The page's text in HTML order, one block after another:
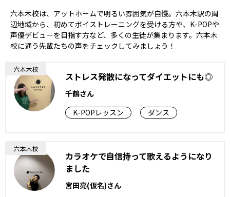
六本木校は、アットホームで明るい雰囲気が自慢。六本木駅の周
辺地域から、初めてボイストレーニングを受ける方や、K-POPや
声優デビューを目指す方など、多くの生徒が集まります。六本木
校に通う先輩たちの声をチェックしてみましょう！
六本木校
ストレス発散になってダイエットにも◎
千鶴さん
K-POPレッスン
ダンス
六本木校
カラオケで自信持って歌えるようになり
ました
宮田亮(仮名)さん